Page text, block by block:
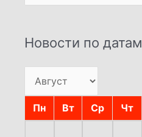
Новости по датам
Пн Вт Ср Чт